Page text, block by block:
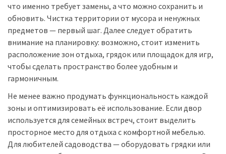
что именно требует замены, а что можно сохранить и
обновить. Чистка территории от мусора и ненужных
предметов — первый шаг. Далее следует обратить
внимание на планировку: возможно, стоит изменить
расположение зон отдыха, грядок или площадок для игр,
чтобы сделать пространство более удобным и
гармоничным.
Не менее важно продумать функциональность каждой
зоны и оптимизировать её использование. Если двор
используется для семейных встреч, стоит выделить
просторное место для отдыха с комфортной мебелью.
Для любителей садоводства — оборудовать грядки или